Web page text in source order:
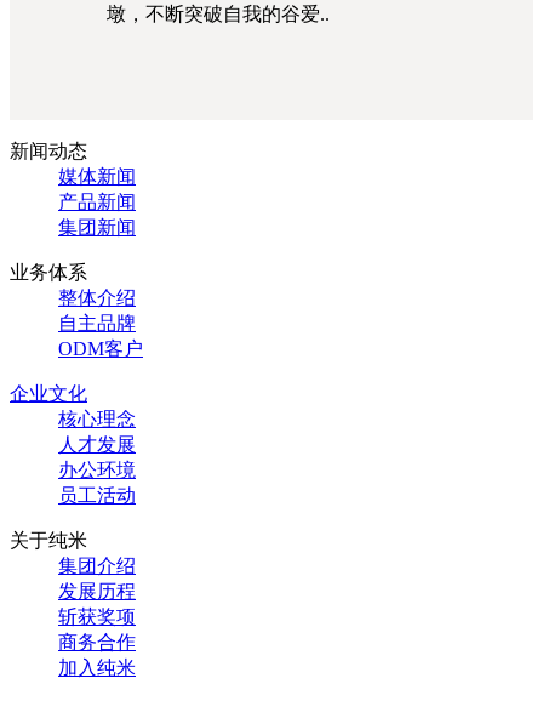
墩，不断突破自我的谷爱..
新闻动态
媒体新闻
产品新闻
集团新闻
业务体系
整体介绍
自主品牌
ODM客户
企业文化
核心理念
人才发展
办公环境
员工活动
关于纯米
集团介绍
发展历程
斩获奖项
商务合作
加入纯米